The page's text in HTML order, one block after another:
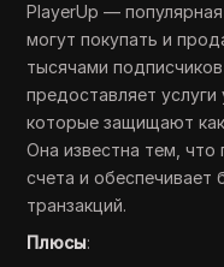
PlayerUp —
могут покупать и
тысячами
предоставляет услуги
которые защищают
Она известна тем, что
счета и обеспечивает
транзакций.
Плюсы: